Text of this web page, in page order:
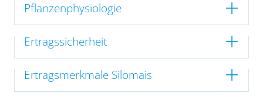
Pflanzenphysiologie
Ertragssicherheit
Ertragsmerkmale Silomais